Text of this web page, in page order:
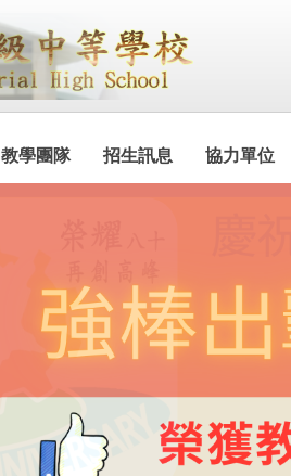
教學團隊 招生訊息 協力單位